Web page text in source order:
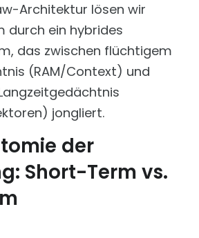
geben, Menschen
für Städte & Gemeinden mit
Kontakt.
Präzise Antworten. Volle
und performant
& LOGISTIK
und WCMS-Support
von zwei Webservices
Architektur lösen wir
durch ein hybrides
das zwischen flüchtigem
(RAM/Context) und
jongliert.
der
Short-Term vs.